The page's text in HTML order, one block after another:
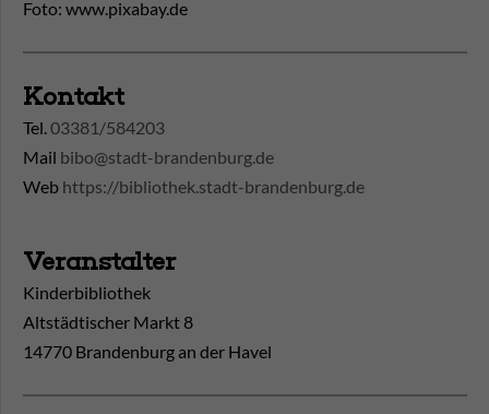
Foto: www.pixabay.de
Kontakt
Tel.03381/584203
Mail bibo@stadt-brandenburg.de
Web https://bibliothek.stadt-brandenburg.de
Veranstalter
Kinderbibliothek
Altstädtischer Markt 8
14770 Brandenburg an der Havel